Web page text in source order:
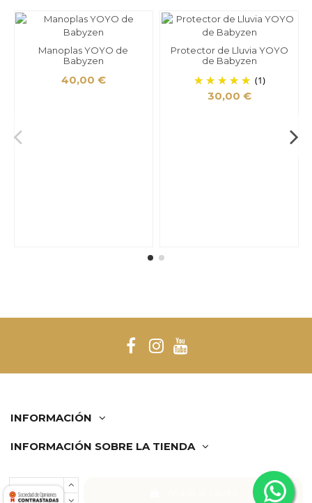
Manoplas YOYO de
Babyzen
40,00 €
Protector de Lluvia YOYO
de Babyzen
(1)
30,00 €
INFORMACIÓN
INFORMACIÓN SOBRE LA TIENDA
Comerciante aprobado por la Sociedad de Opiniones
Contrastadas,
haga clic aquí para mostrar el certificado .